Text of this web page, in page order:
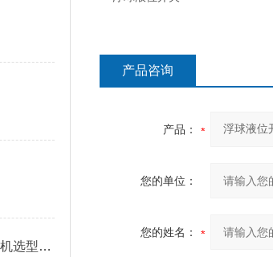
净水厂污泥平衡池桨式搅拌机选型方法
产品咨询
产品：
您的单位：
您的姓名：